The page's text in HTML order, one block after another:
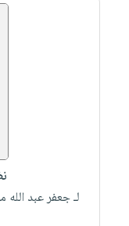
لـ جعفر عبد